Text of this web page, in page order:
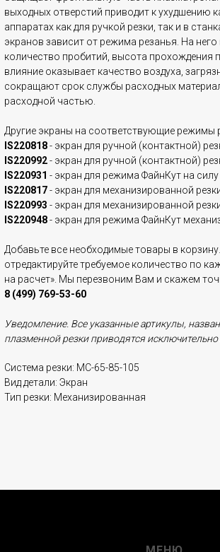
выходных отверстий приводит к ухудшению
аппаратах как для ручкой резки, так и в
экранов зависит от режима резанья. На
количество пробитий, высота прохождения
влияние оказывает качество воздуха,
сокращают срок службы расходных
расходной частью.
Другие экраны на соответствующие режимы
IS220818- экран для ручной (контактной)
IS220992- экран для ручной (контактной)
IS220931 - экран для режима ФайнКут на
IS220817- экран для механизированной
IS220993 - экран для механизированной
IS220948- экран для режима ФайнКут
Добавьте все необходимые товары в
отредактируйте требуемое количество по
на расчет». Мы перезвоним Вам и скажем
8 (499) 769-53-60
Уведомление. Все указанные артикулы,
плазменной резки приводятся
Система резки: МС-65-85-105
Вид детали: Экран
Тип резки: Механизированная